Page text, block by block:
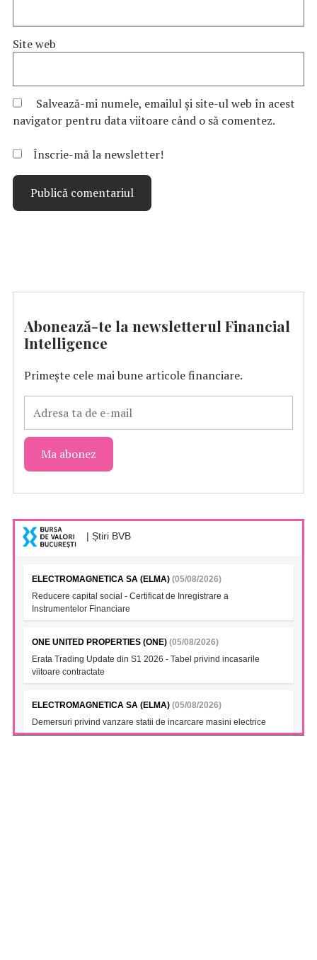
Site web
Salvează-mi numele, emailul și site-ul web în acest
navigator pentru data viitoare când o să comentez.
Înscrie-mă la newsletter!
Abonează-te la newsletterul Financial
Intelligence
Primește cele mai bune articole financiare.
| Știri BVB
ELECTROMAGNETICA SA (ELMA) (05/08/2026)
Reducere capital social - Certificat de Inregistrare a
Instrumentelor Financiare
ONE UNITED PROPERTIES (ONE) (05/08/2026)
Erata Trading Update din S1 2026 - Tabel privind incasarile
viitoare contractate
ELECTROMAGNETICA SA (ELMA) (05/08/2026)
Demersuri privind vanzare statii de incarcare masini electrice